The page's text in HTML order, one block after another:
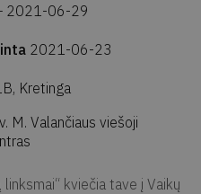
2021-06-29
2021-06-23
Kretinga
M. Valančiaus viešoji
kviečia tave į Vaikų